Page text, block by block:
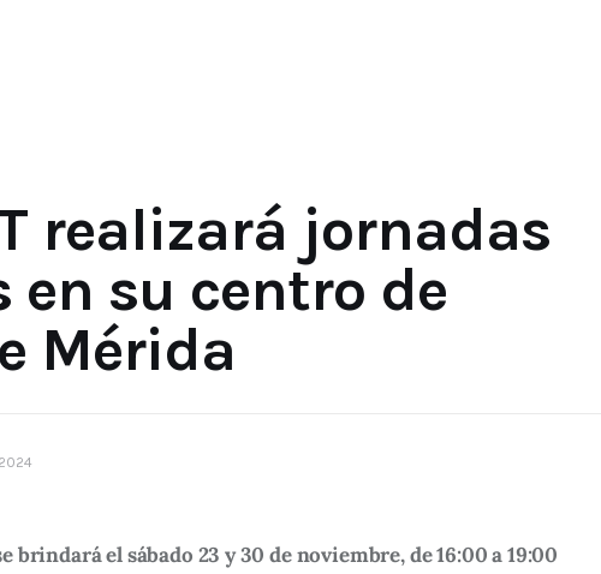
realizará jornadas
su centro de
Mérida
brindará el sábado 23 y 30 de noviembre, de 16:00 a 19:00